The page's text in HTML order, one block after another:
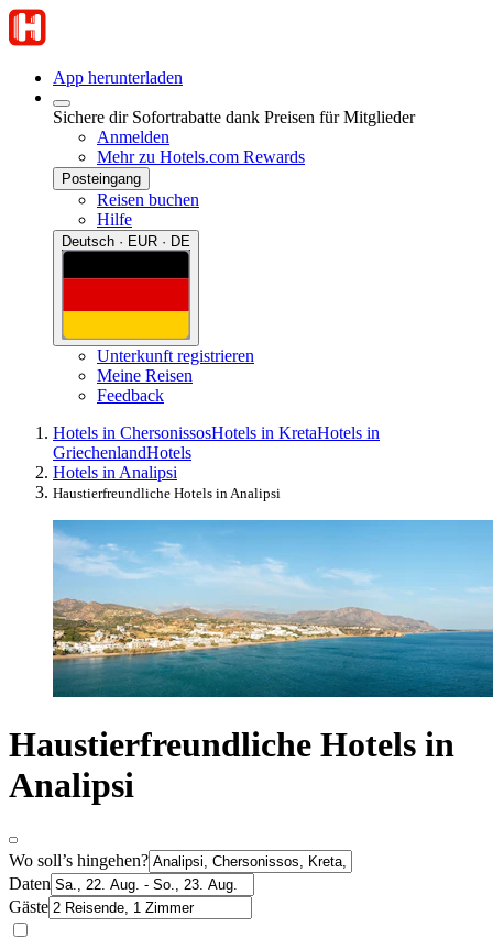
App herunterladen
Sichere dir Sofortrabatte dank Preisen für Mitglieder
Anmelden
Mehr zu Hotels.com Rewards
Posteingang
Reisen buchen
Hilfe
Deutsch · EUR · DE
Unterkunft registrieren
Meine Reisen
Feedback
Hotels in ChersonissosHotels in KretaHotels in
GriechenlandHotels
Hotels in Analipsi
Haustierfreundliche Hotels in Analipsi
Haustierfreundliche Hotels in
Analipsi
Wo soll’s hingehen?
Daten
Gäste